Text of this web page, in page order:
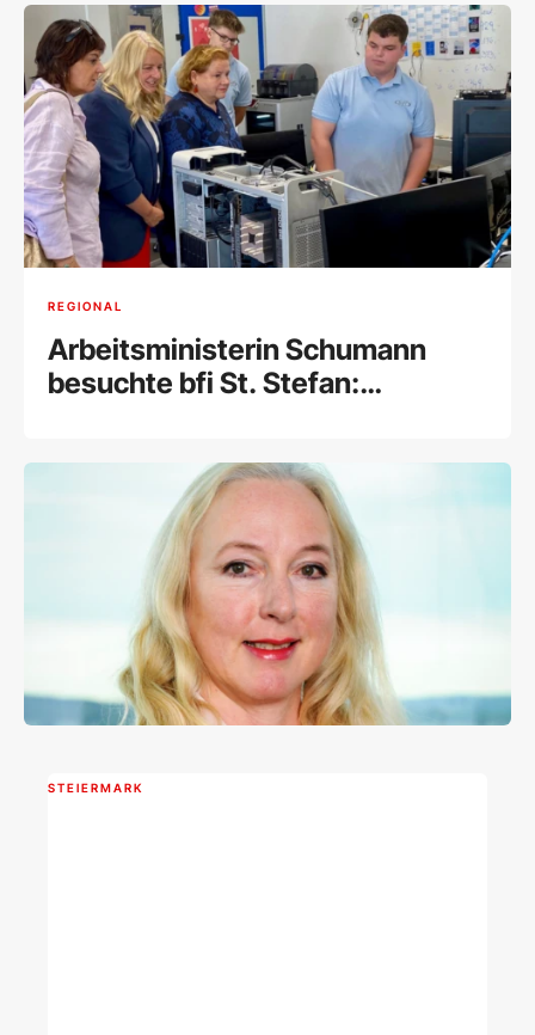
REGIONAL
Arbeitsministerin Schumann
besuchte bfi St. Stefan:
STEIERMARK